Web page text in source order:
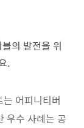
의 발전을 위
.
어피니티버
우수 사례는 공